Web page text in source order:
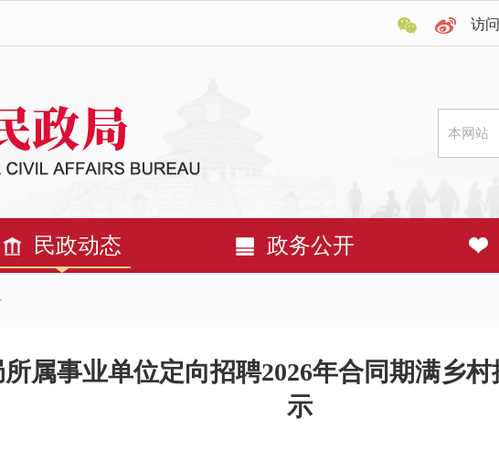
访
民政动态 政务公开
属事业单位定向招聘2026年合同期满乡
示